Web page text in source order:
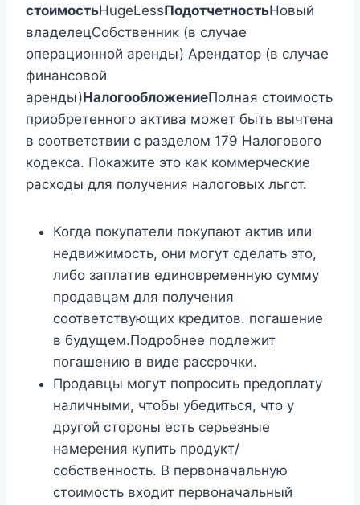
стоимостьHugeLessПодотчетностьНовый
владелецСобственник (в случае
операционной аренды) Арендатор (в случае
финансовой
аренды)НалогообложениеПолная стоимость
приобретенного актива может быть вычтена
в соответствии с разделом 179 Налогового
кодекса. Покажите это как коммерческие
расходы для получения налоговых льгот.
Когда покупатели покупают актив или
недвижимость, они могут сделать это,
либо заплатив единовременную сумму
продавцам для получения
соответствующих кредитов. погашение
в будущем.Подробнее подлежит
погашению в виде рассрочки.
Продавцы могут попросить предоплату
наличными, чтобы убедиться, что у
другой стороны есть серьезные
намерения купить продукт/
собственность. В первоначальную
стоимость входит первоначальный